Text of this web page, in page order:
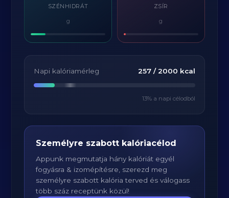
SZÉNHIDRÁT
g
ZSÍR
g
Napi kalóriamérleg 257/ 2000 kcal
13% a napi célodból
Személyre szabott kalóriacélod
Appunk megmutatja hány kalóriát egyél
fogyásra & izomépítésre, szerezd meg
személyre szabott kalória terved és válogass
több száz receptünk közül!